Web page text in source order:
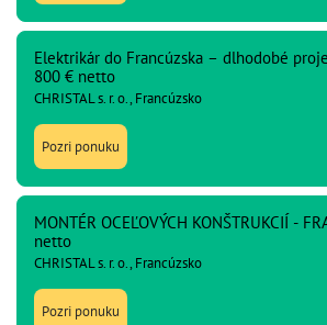
Elektrikár do Francúzska – dlhodobé
800 € netto
CHRISTAL s. r. o., Francúzsko
Pozri ponuku
MONTÉR OCEĽOVÝCH KONŠTRUKCIÍ -
netto
CHRISTAL s. r. o., Francúzsko
Pozri ponuku